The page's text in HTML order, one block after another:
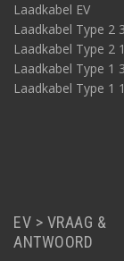
"Welke
DeJeep
16A.
geschikt.
de
32A
Kies
Laadkabel EV
Laadkabel Type 2
Laadkabel Type 2
Laadkabel Type 1
Laadkabel Type 1
EV > VRAAG &
ANTWOORD